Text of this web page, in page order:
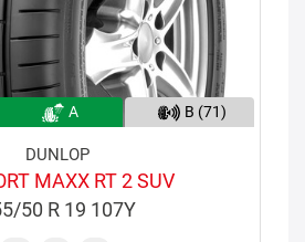
A B (71)
DUNLOP
MAXX RT 2 SUV
50 R 19 107Y